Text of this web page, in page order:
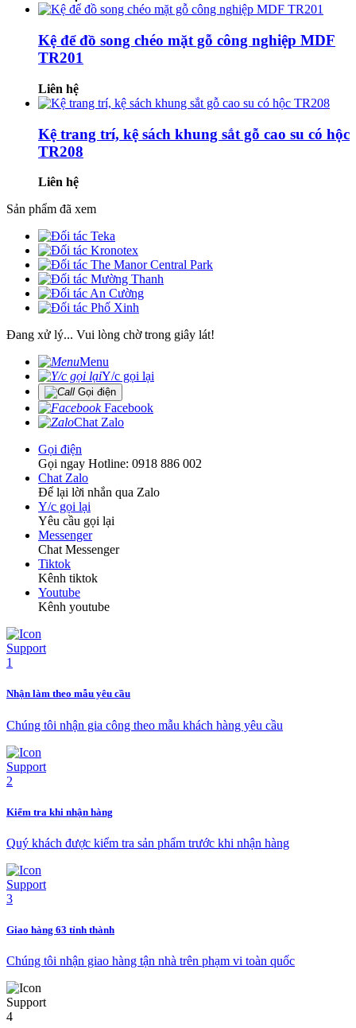
Kệ để đồ song chéo mặt gỗ công nghiệp MDF
TR201
Liên hệ
Kệ trang trí, kệ sách khung sắt gỗ cao su có hộc
TR208
Liên hệ
Sản phẩm đã xem
Đang xử lý... Vui lòng chờ trong giây lát!
Menu
Y/c gọi lại
Gọi điện
Facebook
Chat Zalo
Gọi điện
Gọi ngay Hotline: 0918 886 002
Chat Zalo
Để lại lời nhắn qua Zalo
Y/c gọi lại
Yêu cầu gọi lại
Messenger
Chat Messenger
Tiktok
Kênh tiktok
Youtube
Kênh youtube
Nhận làm theo mẫu yêu cầu
Chúng tôi nhận gia công theo mẫu khách hàng yêu cầu
Kiểm tra khi nhận hàng
Quý khách được kiểm tra sản phẩm trước khi nhận hàng
Giao hàng 63 tỉnh thành
Chúng tôi nhận giao hàng tận nhà trên phạm vi toàn quốc